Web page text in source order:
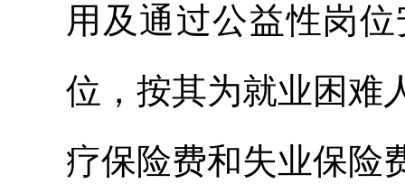
用及通过公益性岗
位，按其为就业困难
疗保险费和失业保险